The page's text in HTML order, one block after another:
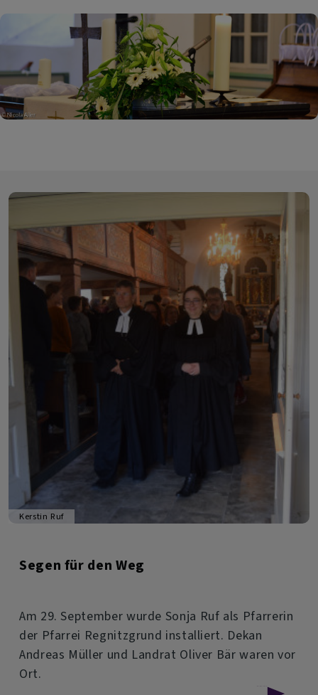
Kerstin Ruf
Segen für den Weg
Am 29. September wurde Sonja Ruf als Pfarrerin
der Pfarrei Regnitzgrund installiert. Dekan
Andreas Müller und Landrat Oliver Bär waren vor
Ort.